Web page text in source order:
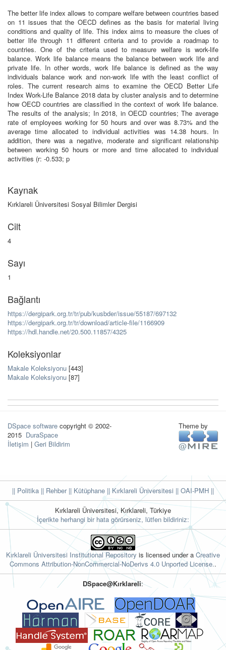
The better life index allows to compare welfare between countries based
on 11 issues that the OECD defines as the basis for material living
conditions and quality of life. This index aims to measure the clues of
better life through 11 different criteria and to provide a roadmap to
countries. One of the criteria used to measure welfare is work-life
balance. Work life balance means the balance between work life and
private life. In other words, work life balance is defined as the way
individuals balance work and non-work life with the least conflict of
roles. The current research aims to examine the OECD Better Life
Index Work-Life Balance 2018 data by cluster analysis and to determine
how OECD countries are classified in the context of work life balance.
The results of the analysis; In 2018, in OECD countries; The average
rate of employees working for 50 hours and over was 8.73% and the
average time allocated to individual activities was 14.38 hours. In
addition, there was a negative, moderate and significant relationship
between working 50 hours or more and time allocated to individual
activities (r: -0.533; p
Kaynak
Kırklareli Üniversitesi Sosyal Bilimler Dergisi
Cilt
4
Sayı
1
Bağlantı
https://dergipark.org.tr/tr/pub/kusbder/issue/55187/697132
https://dergipark.org.tr/tr/download/article-file/1166909
https://hdl.handle.net/20.500.11857/4325
Koleksiyonlar
Makale Koleksiyonu [443]
Makale Koleksiyonu [87]
DSpace software copyright © 2002-
2015 DuraSpace
İletişim | Geri Bildirim
Theme by
|| Politika || Rehber|| Kütüphane || Kırklareli Üniversitesi || OAI-PMH ||
Kırklareli Üniversitesi, Kırklareli, Türkiye
İçerikte herhangi bir hata görürseniz, lütfen bildiriniz:
Kırklareli Üniversitesi Institutional Repository is licensed under a Creative
Commons Attribution-NonCommercial-NoDerivs 4.0 Unported License..
DSpace@Kırklareli: